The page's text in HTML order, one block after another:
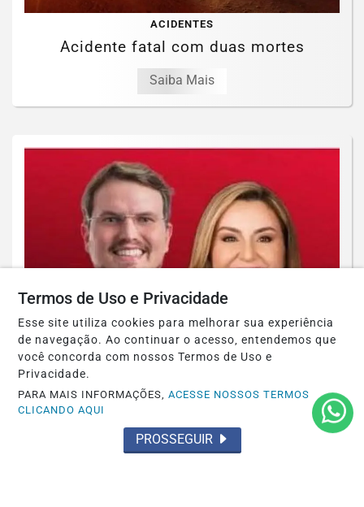
ACIDENTES
Acidente fatal com duas mortes
Saiba Mais
POLÍTICA
Acabou de se enterrar de vez
Saiba Mais
Termos de Uso e Privacidade
Esse site utiliza cookies para melhorar sua experiência
de navegação. Ao continuar o acesso, entendemos que
você concorda com nossos Termos de Uso e
Privacidade.
PARA MAIS INFORMAÇÕES,ACESSE NOSSOS TERMOS
CLICANDO AQUI
PROSSEGUIR